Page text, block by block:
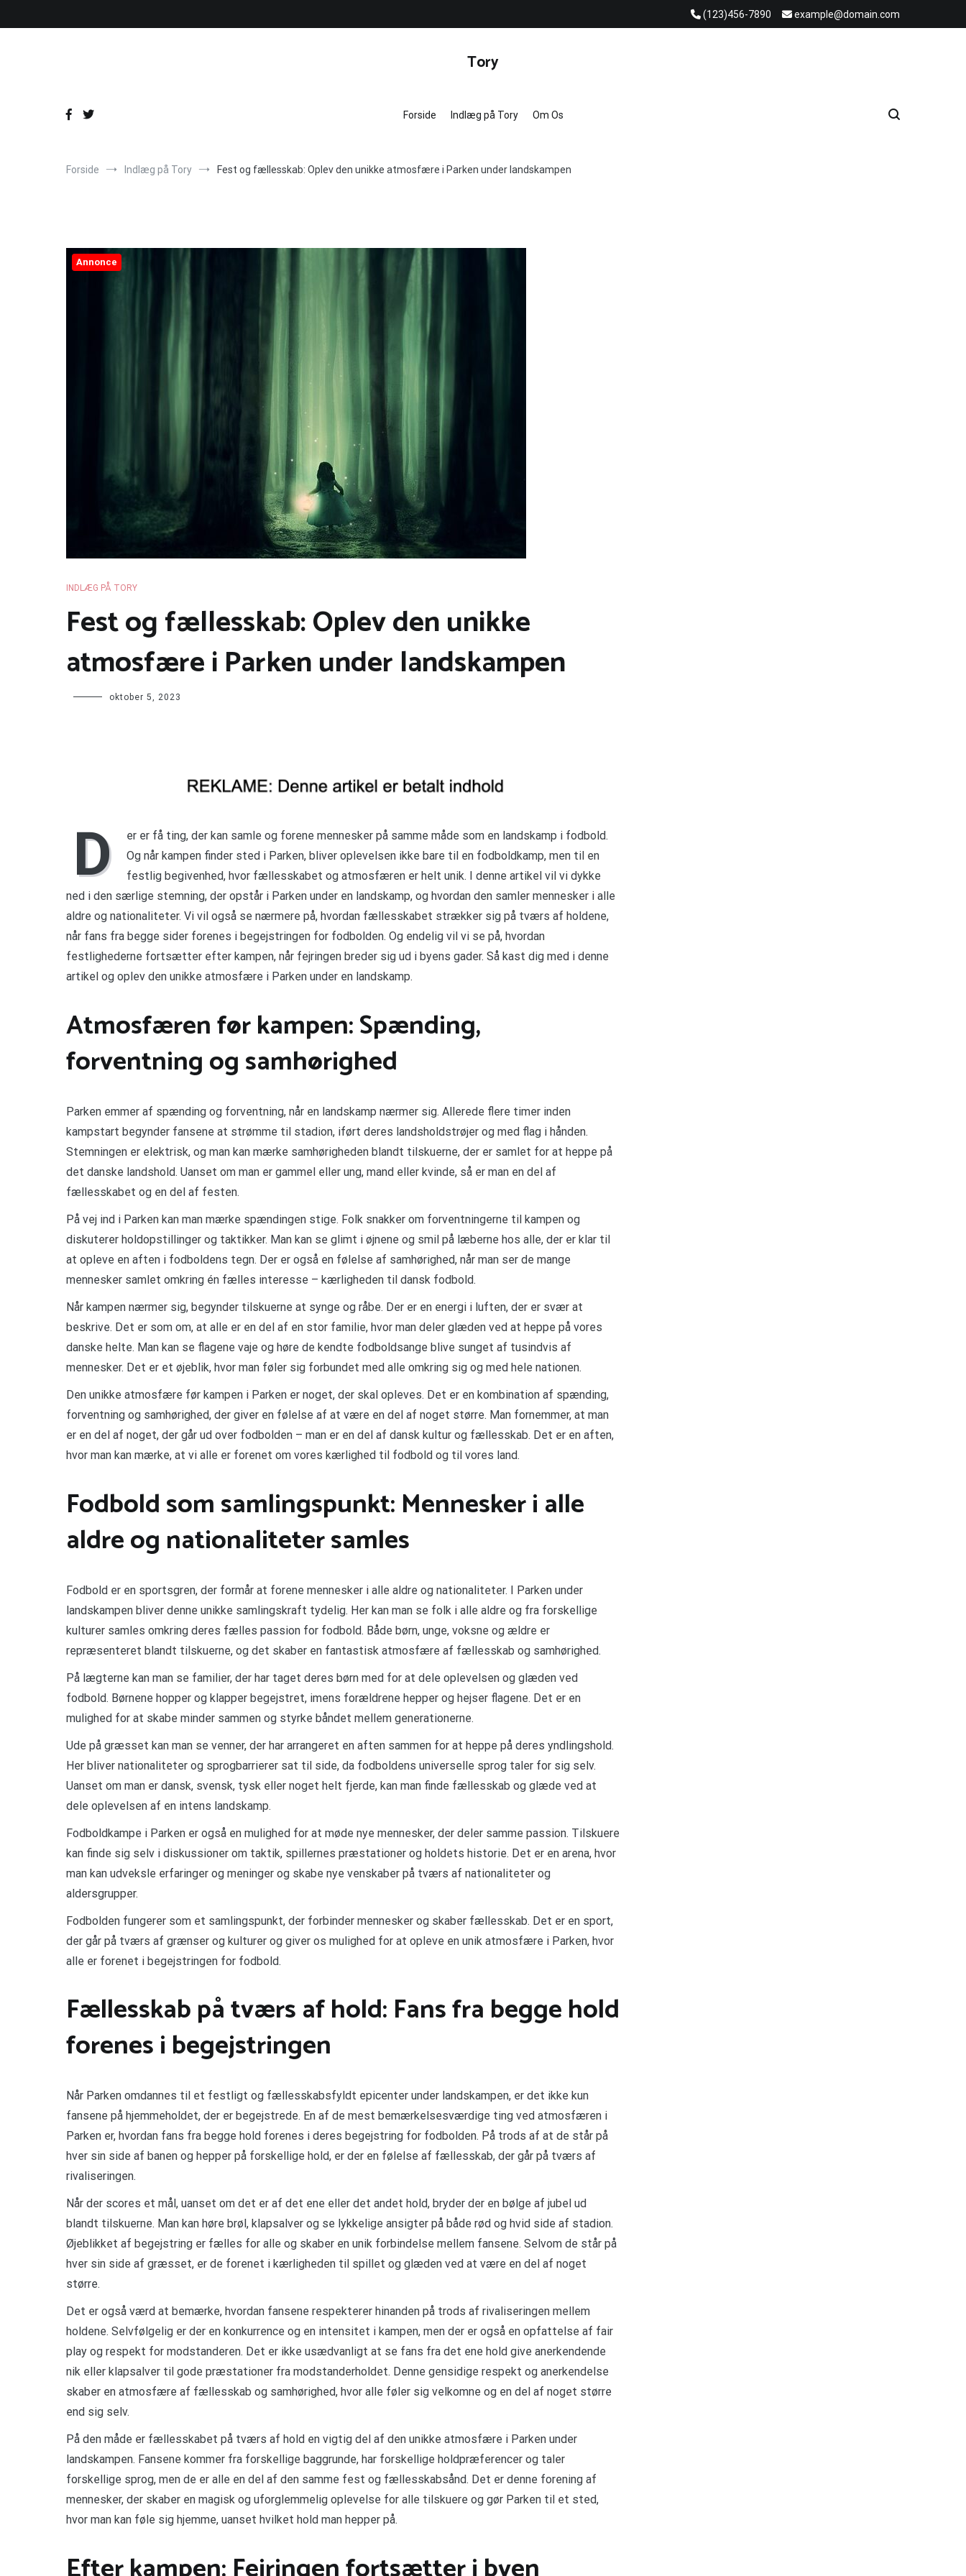
(123)456-7890 example@domain.com
Tory
Forside Indlæg på Tory Om Os
Forside Indlæg på Tory Fest og fællesskab: Oplev den unikke atmosfære i Parken under landskampen
Annonce
INDLÆG PÅ TORY
Fest og fællesskab: Oplev den unikke
atmosfære i Parken under landskampen
oktober 5, 2023
D
er er få ting, der kan samle og forene mennesker på samme måde som en landskamp i fodbold.
Og når kampen finder sted i Parken, bliver oplevelsen ikke bare til en fodboldkamp, men til en
festlig begivenhed, hvor fællesskabet og atmosfæren er helt unik. I denne artikel vil vi dykke
ned i den særlige stemning, der opstår i Parken under en landskamp, og hvordan den samler mennesker i alle
aldre og nationaliteter. Vi vil også se nærmere på, hvordan fællesskabet strækker sig på tværs af holdene,
når fans fra begge sider forenes i begejstringen for fodbolden. Og endelig vil vi se på, hvordan
festlighederne fortsætter efter kampen, når fejringen breder sig ud i byens gader. Så kast dig med i denne
artikel og oplev den unikke atmosfære i Parken under en landskamp.
Atmosfæren før kampen: Spænding,
forventning og samhørighed
Parken emmer af spænding og forventning, når en landskamp nærmer sig. Allerede flere timer inden
kampstart begynder fansene at strømme til stadion, iført deres landsholdstrøjer og med flag i hånden.
Stemningen er elektrisk, og man kan mærke samhørigheden blandt tilskuerne, der er samlet for at heppe på
det danske landshold. Uanset om man er gammel eller ung, mand eller kvinde, så er man en del af
fællesskabet og en del af festen.
På vej ind i Parken kan man mærke spændingen stige. Folk snakker om forventningerne til kampen og
diskuterer holdopstillinger og taktikker. Man kan se glimt i øjnene og smil på læberne hos alle, der er klar til
at opleve en aften i fodboldens tegn. Der er også en følelse af samhørighed, når man ser de mange
mennesker samlet omkring én fælles interesse – kærligheden til dansk fodbold.
Når kampen nærmer sig, begynder tilskuerne at synge og råbe. Der er en energi i luften, der er svær at
beskrive. Det er som om, at alle er en del af en stor familie, hvor man deler glæden ved at heppe på vores
danske helte. Man kan se flagene vaje og høre de kendte fodboldsange blive sunget af tusindvis af
mennesker. Det er et øjeblik, hvor man føler sig forbundet med alle omkring sig og med hele nationen.
Den unikke atmosfære før kampen i Parken er noget, der skal opleves. Det er en kombination af spænding,
forventning og samhørighed, der giver en følelse af at være en del af noget større. Man fornemmer, at man
er en del af noget, der går ud over fodbolden – man er en del af dansk kultur og fællesskab. Det er en aften,
hvor man kan mærke, at vi alle er forenet om vores kærlighed til fodbold og til vores land.
Fodbold som samlingspunkt: Mennesker i alle
aldre og nationaliteter samles
Fodbold er en sportsgren, der formår at forene mennesker i alle aldre og nationaliteter. I Parken under
landskampen bliver denne unikke samlingskraft tydelig. Her kan man se folk i alle aldre og fra forskellige
kulturer samles omkring deres fælles passion for fodbold. Både børn, unge, voksne og ældre er
repræsenteret blandt tilskuerne, og det skaber en fantastisk atmosfære af fællesskab og samhørighed.
På lægterne kan man se familier, der har taget deres børn med for at dele oplevelsen og glæden ved
fodbold. Børnene hopper og klapper begejstret, imens forældrene hepper og hejser flagene. Det er en
mulighed for at skabe minder sammen og styrke båndet mellem generationerne.
Ude på græsset kan man se venner, der har arrangeret en aften sammen for at heppe på deres yndlingshold.
Her bliver nationaliteter og sprogbarrierer sat til side, da fodboldens universelle sprog taler for sig selv.
Uanset om man er dansk, svensk, tysk eller noget helt fjerde, kan man finde fællesskab og glæde ved at
dele oplevelsen af en intens landskamp.
Fodboldkampe i Parken er også en mulighed for at møde nye mennesker, der deler samme passion. Tilskuere
kan finde sig selv i diskussioner om taktik, spillernes præstationer og holdets historie. Det er en arena, hvor
man kan udveksle erfaringer og meninger og skabe nye venskaber på tværs af nationaliteter og
aldersgrupper.
Fodbolden fungerer som et samlingspunkt, der forbinder mennesker og skaber fællesskab. Det er en sport,
der går på tværs af grænser og kulturer og giver os mulighed for at opleve en unik atmosfære i Parken, hvor
alle er forenet i begejstringen for fodbold.
Fællesskab på tværs af hold: Fans fra begge hold
forenes i begejstringen
Når Parken omdannes til et festligt og fællesskabsfyldt epicenter under landskampen, er det ikke kun
fansene på hjemmeholdet, der er begejstrede. En af de mest bemærkelsesværdige ting ved atmosfæren i
Parken er, hvordan fans fra begge hold forenes i deres begejstring for fodbolden. På trods af at de står på
hver sin side af banen og hepper på forskellige hold, er der en følelse af fællesskab, der går på tværs af
rivaliseringen.
Når der scores et mål, uanset om det er af det ene eller det andet hold, bryder der en bølge af jubel ud
blandt tilskuerne. Man kan høre brøl, klapsalver og se lykkelige ansigter på både rød og hvid side af stadion.
Øjeblikket af begejstring er fælles for alle og skaber en unik forbindelse mellem fansene. Selvom de står på
hver sin side af græsset, er de forenet i kærligheden til spillet og glæden ved at være en del af noget
større.
Det er også værd at bemærke, hvordan fansene respekterer hinanden på trods af rivaliseringen mellem
holdene. Selvfølgelig er der en konkurrence og en intensitet i kampen, men der er også en opfattelse af fair
play og respekt for modstanderen. Det er ikke usædvanligt at se fans fra det ene hold give anerkendende
nik eller klapsalver til gode præstationer fra modstanderholdet. Denne gensidige respekt og anerkendelse
skaber en atmosfære af fællesskab og samhørighed, hvor alle føler sig velkomne og en del af noget større
end sig selv.
På den måde er fællesskabet på tværs af hold en vigtig del af den unikke atmosfære i Parken under
landskampen. Fansene kommer fra forskellige baggrunde, har forskellige holdpræferencer og taler
forskellige sprog, men de er alle en del af den samme fest og fællesskabsånd. Det er denne forening af
mennesker, der skaber en magisk og uforglemmelig oplevelse for alle tilskuere og gør Parken til et sted,
hvor man kan føle sig hjemme, uanset hvilket hold man hepper på.